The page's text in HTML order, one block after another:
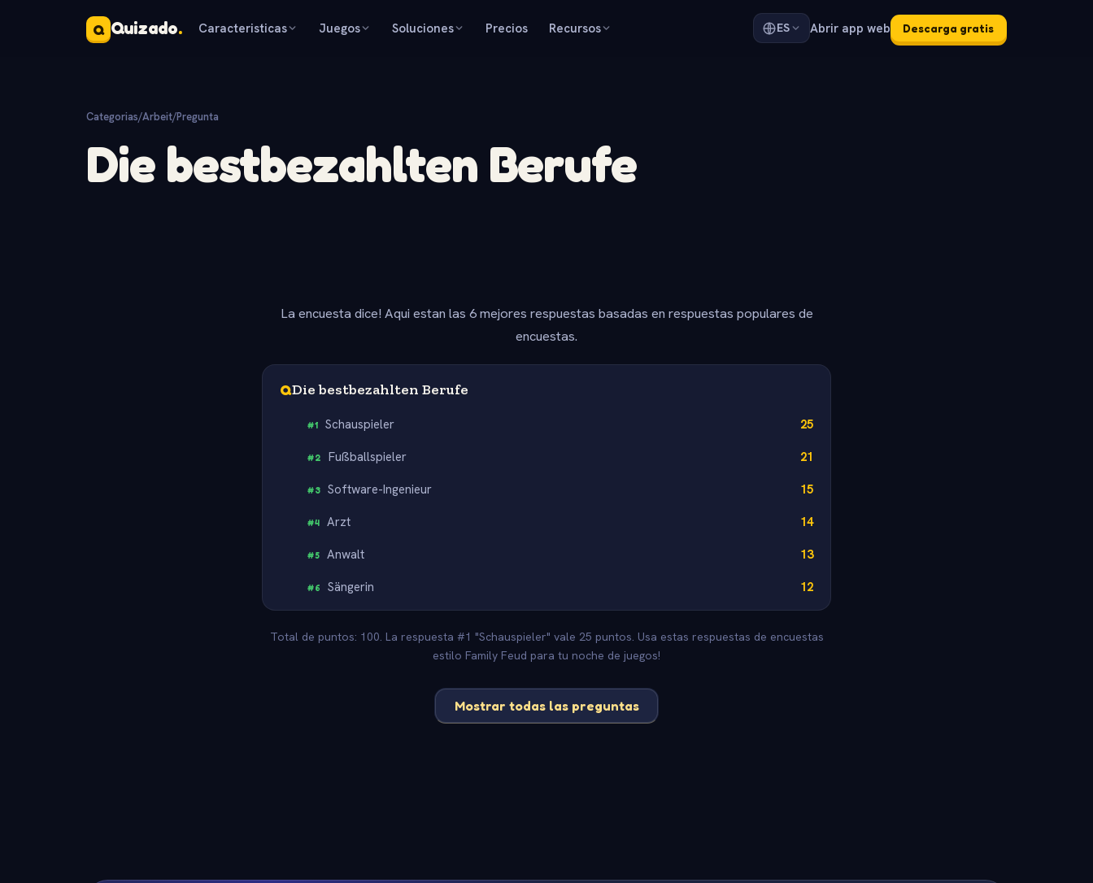
Q Quizado. Caracteristicas Juegos Soluciones Precios Recursos ES Abrir app web Descarga gratis
Categorias/Arbeit/Pregunta
Die bestbezahlten Berufe
La encuesta dice! Aqui estan las 6 mejores respuestas basadas en respuestas populares de
encuestas.
QDie bestbezahlten Berufe
#1 Schauspieler 25
#2 Fußballspieler 21
#3 Software-Ingenieur 15
#4 Arzt 14
#5 Anwalt 13
#6 Sängerin 12
Total de puntos: 100. La respuesta #1 "Schauspieler" vale 25 puntos. Usa estas respuestas de encuestas
estilo Family Feud para tu noche de juegos!
Mostrar todas las preguntas